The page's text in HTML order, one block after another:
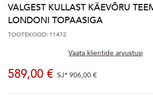
VALGEST KULLAST KÄEVÕRU
LONDONI TOPAASIGA
TOOTEKOOD: 11472
Vaata klientide arvustusi
589,00 € SJ* 906,00 €